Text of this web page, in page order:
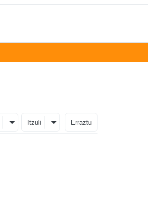
Itzuli Erraztu